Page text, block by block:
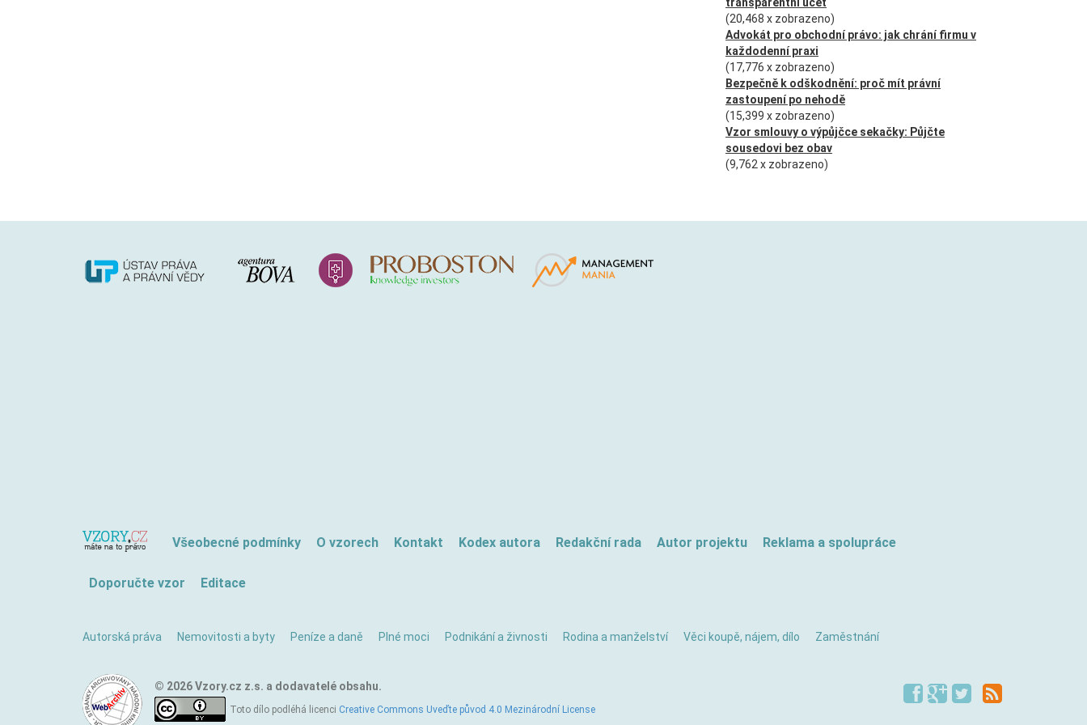
(20,468 x zobrazeno)
Advokát pro obchodní právo: jak chrání firmu v
každodenní praxi
(17,776 x zobrazeno)
Bezpečně k odškodnění: proč mít právní
zastoupení po nehodě
(15,399 x zobrazeno)
Vzor smlouvy o výpůjčce sekačky: Půjčte
sousedovi bez obav
(9,762 x zobrazeno)
Všeobecné podmínky O vzorech Kontakt Kodex autora Redakční rada Autor projektu Reklama a spolupráce
Doporučte vzor Editace
Autorská práva Nemovitosti a byty Peníze a daně Plné moci Podnikání a živnosti Rodina a manželství Věci koupě, nájem, dílo Zaměstnání
© 2026 Vzory.cz z.s. a dodavatelé obsahu.
Toto dílo podléhá licenci Creative Commons Uveďte původ 4.0 Mezinárodní License